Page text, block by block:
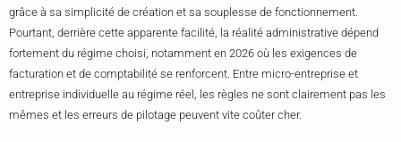
grâce à sa simplicité de création et sa souplesse de fonctionnement.
Pourtant, derrière cette apparente facilité, la réalité administrative dépend
fortement du régime choisi, notamment en 2026 où les exigences de
facturation et de comptabilité se renforcent. Entre micro-entreprise et
entreprise individuelle au régime réel, les règles ne sont clairement pas les
mêmes et les erreurs de pilotage peuvent vite coûter cher.